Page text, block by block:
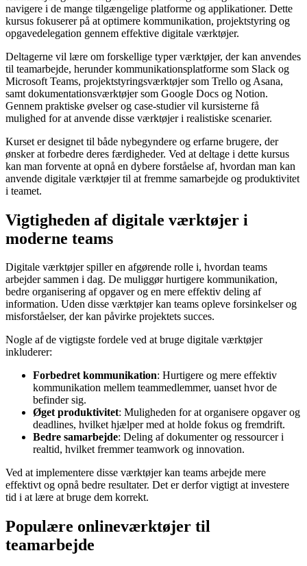
navigere i de mange tilgængelige platforme og applikationer. Dette
kursus fokuserer på at optimere kommunikation, projektstyring og
opgavedelegation gennem effektive digitale værktøjer.
Deltagerne vil lære om forskellige typer værktøjer, der kan anvendes
til teamarbejde, herunder kommunikationsplatforme som Slack og
Microsoft Teams, projektstyringsværktøjer som Trello og Asana,
samt dokumentationsværktøjer som Google Docs og Notion.
Gennem praktiske øvelser og case-studier vil kursisterne få
mulighed for at anvende disse værktøjer i realistiske scenarier.
Kurset er designet til både nybegyndere og erfarne brugere, der
ønsker at forbedre deres færdigheder. Ved at deltage i dette kursus
kan man forvente at opnå en dybere forståelse af, hvordan man kan
anvende digitale værktøjer til at fremme samarbejde og produktivitet
i teamet.
Vigtigheden af digitale værktøjer i
moderne teams
Digitale værktøjer spiller en afgørende rolle i, hvordan teams
arbejder sammen i dag. De muliggør hurtigere kommunikation,
bedre organisering af opgaver og en mere effektiv deling af
information. Uden disse værktøjer kan teams opleve forsinkelser og
misforståelser, der kan påvirke projektets succes.
Nogle af de vigtigste fordele ved at bruge digitale værktøjer
inkluderer:
Forbedret kommunikation: Hurtigere og mere effektiv
kommunikation mellem teammedlemmer, uanset hvor de
befinder sig.
Øget produktivitet: Muligheden for at organisere opgaver og
deadlines, hvilket hjælper med at holde fokus og fremdrift.
Bedre samarbejde: Deling af dokumenter og ressourcer i
realtid, hvilket fremmer teamwork og innovation.
Ved at implementere disse værktøjer kan teams arbejde mere
effektivt og opnå bedre resultater. Det er derfor vigtigt at investere
tid i at lære at bruge dem korrekt.
Populære onlineværktøjer til
teamarbejde